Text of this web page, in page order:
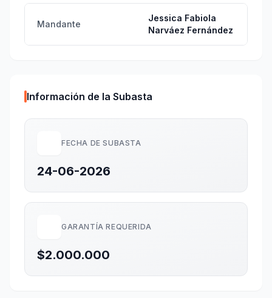
Mandante
Jessica Fabiola
Narváez Fernández
Información de la Subasta
FECHA DE SUBASTA
24-06-2026
GARANTÍA REQUERIDA
$2.000.000